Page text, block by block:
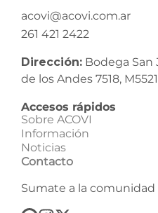
acovi@acovi.com.ar
261 421 2422
Dirección: Bodega San
de los Andes 7518,
Accesos rápidos
Sobre ACOVI
Información
Noticias
Contacto
Sumate a la comunidad